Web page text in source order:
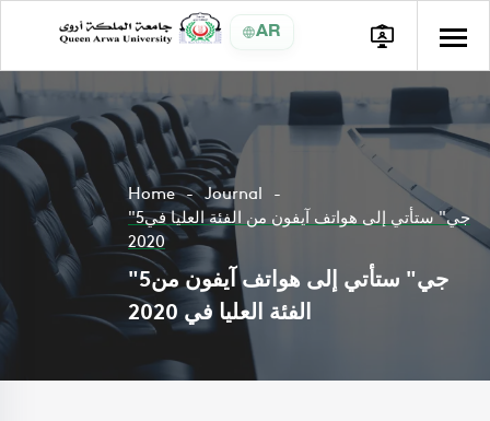
AR
Home
Journal
"5جي" ستأتي إلى هواتف آيفون من الفئة العليا في
2020
"5جي" ستأتي إلى هواتف آيفون من
الفئة العليا في 2020